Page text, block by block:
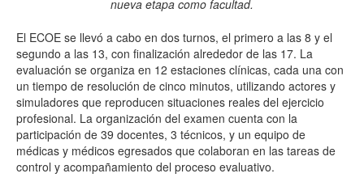
nueva etapa como facultad.
El ECOE se llevó a cabo en dos turnos, el primero a las 8 y el
segundo a las 13, con finalización alrededor de las 17. La
evaluación se organiza en 12 estaciones clínicas, cada una con
un tiempo de resolución de cinco minutos, utilizando actores y
simuladores que reproducen situaciones reales del ejercicio
profesional. La organización del examen cuenta con la
participación de 39 docentes, 3 técnicos, y un equipo de
médicas y médicos egresados que colaboran en las tareas de
control y acompañamiento del proceso evaluativo.